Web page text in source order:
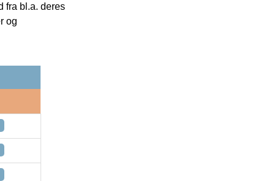
fra bl.a. deres
og